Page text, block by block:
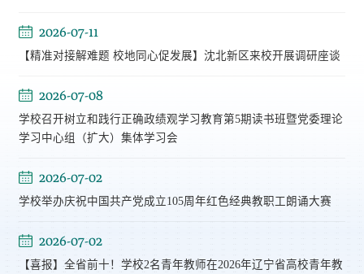
2026-07-11
【精准对接解难题 校地同心促发展】沈北新区来校开展调研座谈
2026-07-08
学校召开树立和践行正确政绩观学习教育第5期读书班暨党委理论
学习中心组（扩大）集体学习会
2026-07-02
学校举办庆祝中国共产党成立105周年红色经典教职工朗诵大赛
2026-07-02
【喜报】全省前十！学校2名青年教师在2026年辽宁省高校青年教